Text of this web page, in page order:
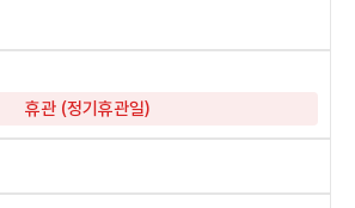
휴관 (정기휴관일)